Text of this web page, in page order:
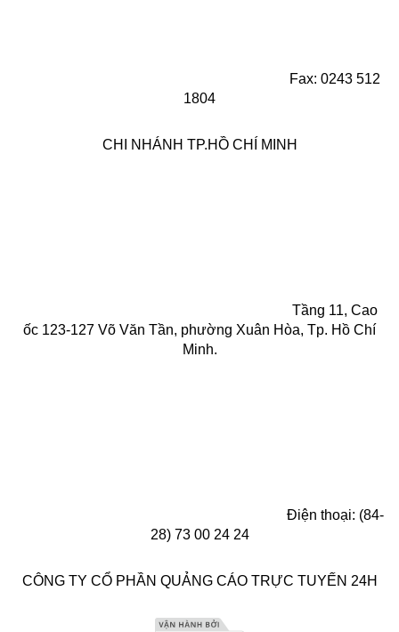
Fax: 0243 512
1804
CHI NHÁNH TP.HỒ CHÍ MINH
Tầng 11, Cao
ốc 123-127 Võ Văn Tần, phường Xuân Hòa, Tp. Hồ Chí
Minh.
Điện thoại: (84-
28) 73 00 24 24
CÔNG TY CỔ PHẦN QUẢNG CÁO TRỰC TUYẾN 24H